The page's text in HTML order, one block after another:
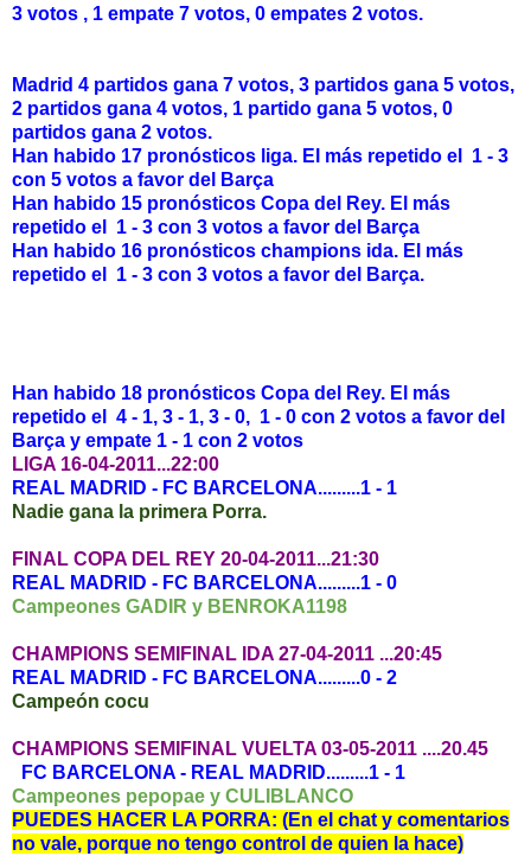
3 votos , 1 empate 7 votos, 0 empates 2 votos.
Madrid 4 partidos gana 7 votos, 3 partidos gana 5 votos,
2 partidos gana 4 votos, 1 partido gana 5 votos, 0
partidos gana 2 votos.
Han habido 17 pronósticos liga. El más repetido el 1 - 3
con 5 votos a favor del Barça
Han habido 15 pronósticos Copa del Rey. El más
repetido el 1 - 3 con 3 votos a favor del Barça
Han habido 16 pronósticos champions ida. El más
repetido el 1 - 3 con 3 votos a favor del Barça.
Han habido 18 pronósticos Copa del Rey. El más
repetido el 4 - 1, 3 - 1, 3 - 0, 1 - 0 con 2 votos a favor del
Barça y empate 1 - 1 con 2 votos
LIGA 16-04-2011...22:00
REAL MADRID - FC BARCELONA.........1 - 1
Nadie gana la primera Porra.
FINAL COPA DEL REY 20-04-2011...21:30
REAL MADRID - FC BARCELONA.........1 - 0
Campeones GADIR y BENROKA1198
CHAMPIONS SEMIFINAL IDA 27-04-2011 ...20:45
REAL MADRID - FC BARCELONA.........0 - 2
Campeón cocu
CHAMPIONS SEMIFINAL VUELTA 03-05-2011 ....20.45
FC BARCELONA - REAL MADRID.........1 - 1
Campeones pepopae y CULIBLANCO
PUEDES HACER LA PORRA: (En el chat y comentarios
no vale, porque no tengo control de quien la hace)